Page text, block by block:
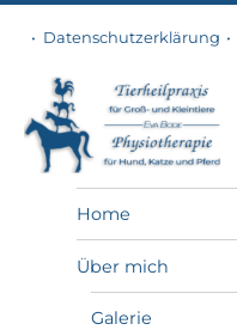
Datenschutzerklärung
Tierheilpraxis
Home
Über mich
Galerie